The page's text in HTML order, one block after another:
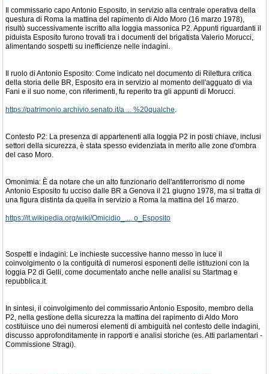
Il commissario capo Antonio Esposito, in servizio alla centrale operativa della
questura di Roma la mattina del rapimento di Aldo Moro (16 marzo 1978),
risultò successivamente iscritto alla loggia massonica P2. Appunti riguardanti il
piduista Esposito furono trovati tra i documenti del brigatista Valerio Morucci,
alimentando sospetti su inefficienze nelle indagini.
Il ruolo di Antonio Esposito: Come indicato nel documento di Rilettura critica
della storia delle BR, Esposito era in servizio al momento dell'agguato di via
Fani e il suo nome, con riferimenti, fu reperito tra gli appunti di Morucci.
https://patrimonio.archivio.senato.it/a ... %20qualche.
Contesto P2: La presenza di appartenenti alla loggia P2 in posti chiave, inclusi
settori della sicurezza, è stata spesso evidenziata in merito alle zone d'ombra
del caso Moro.
Omonimia: È da notare che un alto funzionario dell'antiterrorismo di nome
Antonio Esposito fu ucciso dalle BR a Genova il 21 giugno 1978, ma si tratta di
una figura distinta da quella in servizio a Roma la mattina del 16 marzo.
https://it.wikipedia.org/wiki/Omicidio_ ... o_Esposito
Sospetti e indagini: Le inchieste successive hanno messo in luce il
coinvolgimento o la contiguità di numerosi esponenti delle istituzioni con la
loggia P2 di Gelli, come documentato anche nelle analisi su Startmag e
repubblica.it.
In sintesi, il coinvolgimento del commissario Antonio Esposito, membro della
P2, nella gestione della sicurezza la mattina del rapimento di Aldo Moro
costituisce uno dei numerosi elementi di ambiguità nel contesto delle indagini,
discusso approfonditamente in rapporti e analisi storiche (es. Atti parlamentari -
Commissione Stragi).